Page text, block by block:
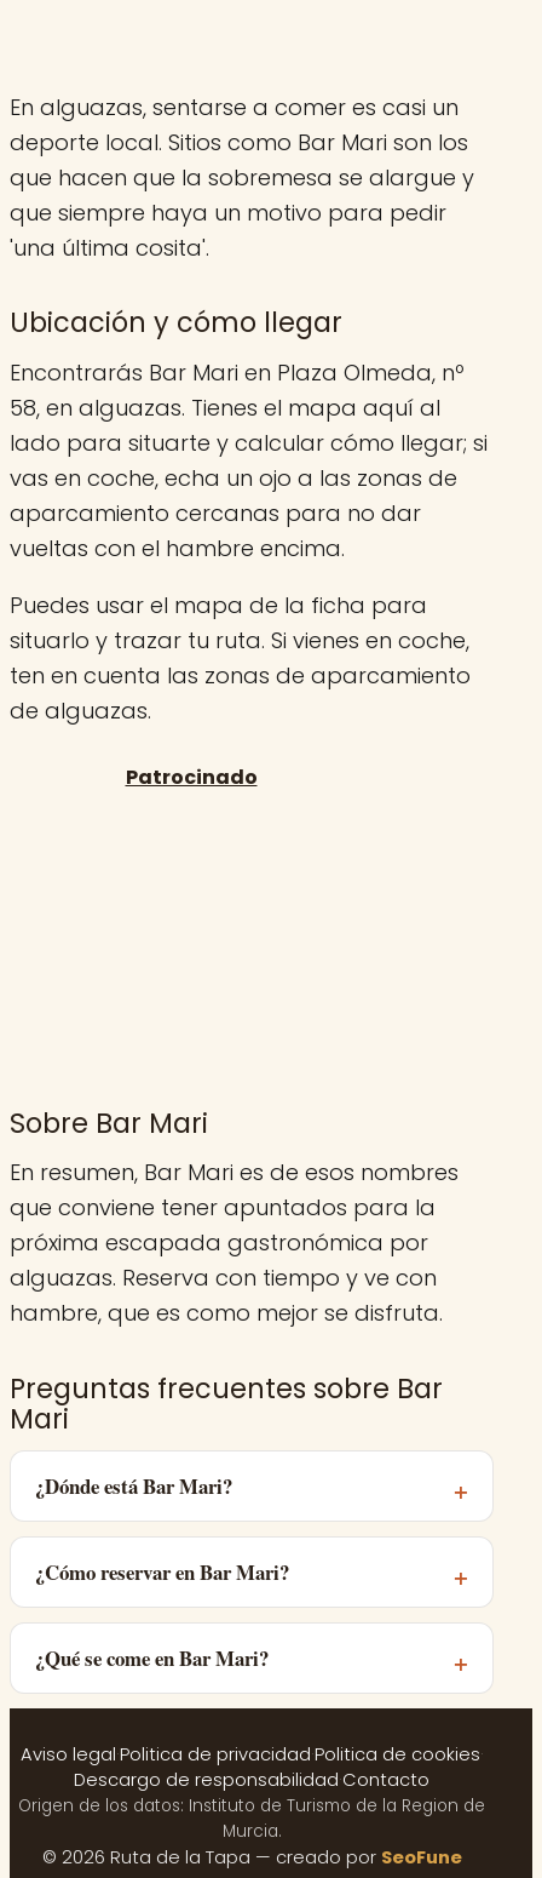
En alguazas, sentarse a comer es casi un
deporte local. Sitios como Bar Mari son los
que hacen que la sobremesa se alargue y
que siempre haya un motivo para pedir
'una última cosita'.
Ubicación y cómo llegar
Encontrarás Bar Mari en Plaza Olmeda, nº
58, en alguazas. Tienes el mapa aquí al
lado para situarte y calcular cómo llegar; si
vas en coche, echa un ojo a las zonas de
aparcamiento cercanas para no dar
vueltas con el hambre encima.
Puedes usar el mapa de la ficha para
situarlo y trazar tu ruta. Si vienes en coche,
ten en cuenta las zonas de aparcamiento
de alguazas.
Sobre Bar Mari
En resumen, Bar Mari es de esos nombres
que conviene tener apuntados para la
próxima escapada gastronómica por
alguazas. Reserva con tiempo y ve con
hambre, que es como mejor se disfruta.
Preguntas frecuentes sobre Bar
Mari
¿Dónde está Bar Mari?
¿Cómo reservar en Bar Mari?
¿Qué se come en Bar Mari?
Aviso legal·Politica de privacidad·Politica de cookies·
Descargo de responsabilidad·Contacto
Origen de los datos: Instituto de Turismo de la Region de
Murcia.
© 2026 Ruta de la Tapa — creado por SeoFune